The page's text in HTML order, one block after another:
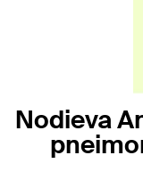
Nodieva